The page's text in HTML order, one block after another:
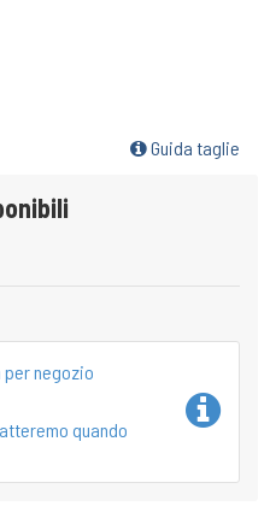
Guida taglie
negozio
quando